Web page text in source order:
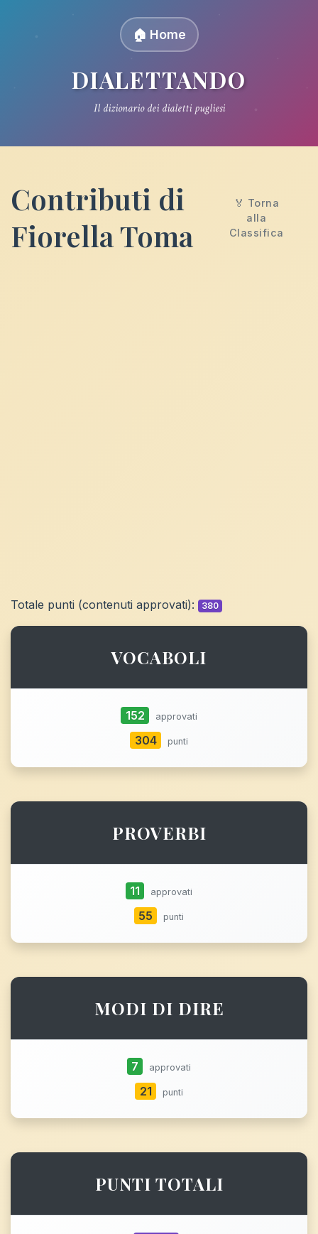
🏠 Home
DIALETTANDO
Il dizionario dei dialetti pugliesi
Contributi di
Fiorella Toma
🏅 Torna
alla
Classifica
Totale punti (contenuti approvati): 380
VOCABOLI
152 approvati
304 punti
PROVERBI
11 approvati
55 punti
MODI DI DIRE
7 approvati
21 punti
PUNTI TOTALI